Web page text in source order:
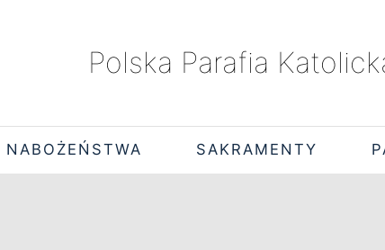
Polska Parafia
NABOŻEŃSTWA SAKRAMENTY